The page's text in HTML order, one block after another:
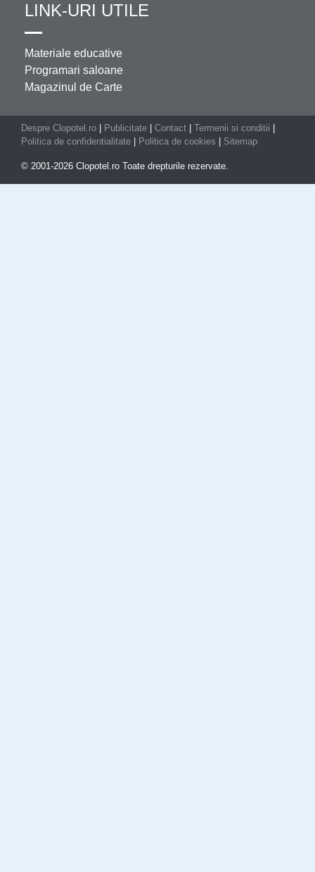
LINK-URI UTILE
Materiale educative
Programari saloane
Magazinul de Carte
Despre Clopotel.ro Publicitate Contact Termenii si conditii
Politica de confidentialitate
Politica de cookies Sitemap
© 2001-2026 Clopotel.ro Toate drepturile rezervate.